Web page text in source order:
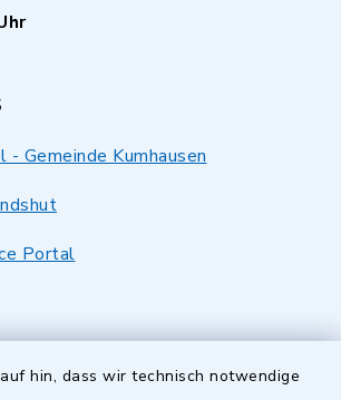
hin, dass wir technisch notwendige
- Gemeinde Kumhausen
Portal